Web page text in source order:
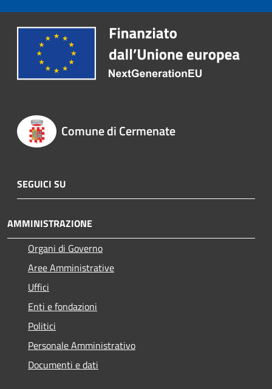
Comune di Cermenate
SEGUICI SU
AMMINISTRAZIONE
Organi di Governo
Aree Amministrative
Uffici
Enti e fondazioni
Politici
Personale Amministrativo
Documenti e dati